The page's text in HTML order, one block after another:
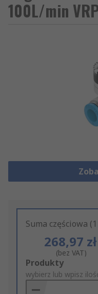
100L/min
Suma częściowa
268,97 zł
(bez VAT)
Add
to
Basket
Produkty
wybierz lub wpisz